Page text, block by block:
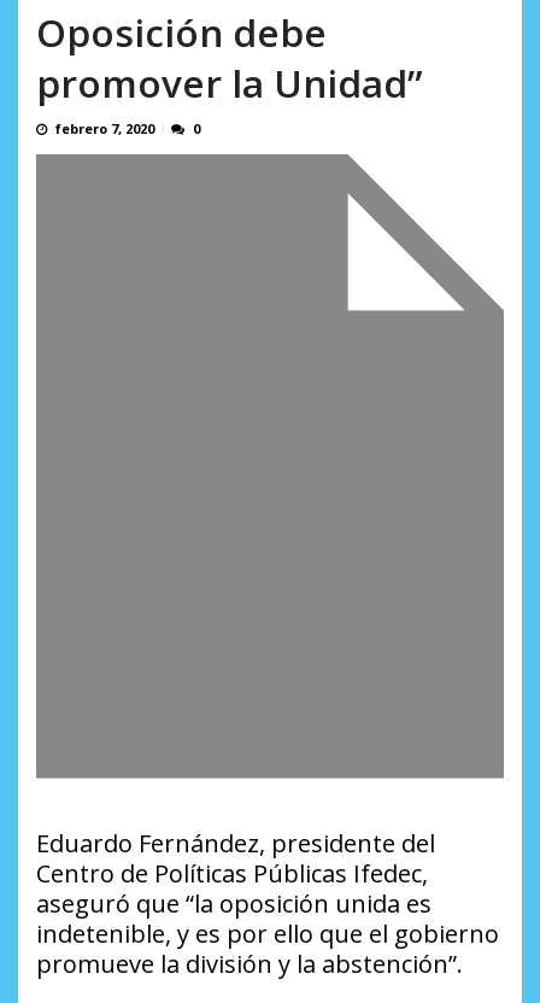
AGOSTO 6, 2026
Oposición debe
promover la Unidad”
febrero 7, 2020 0
Eduardo Fernández, presidente del
Centro de Políticas Públicas Ifedec,
aseguró que “la oposición unida es
indetenible, y es por ello que el gobierno
promueve la división y la abstención”.